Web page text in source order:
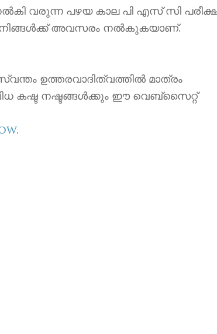
വരുന്ന പഴയ കാല പി എസ് സി
നിങ്ങൾക്ക് അവസരം നൽകുകയാണ്.
ഉത്തരവാദിത്വത്തിൽ മാത്രം
കഷ്ട നഷ്ടങ്ങൾക്കും ഈ വെബ്സൈറ്റ്
.